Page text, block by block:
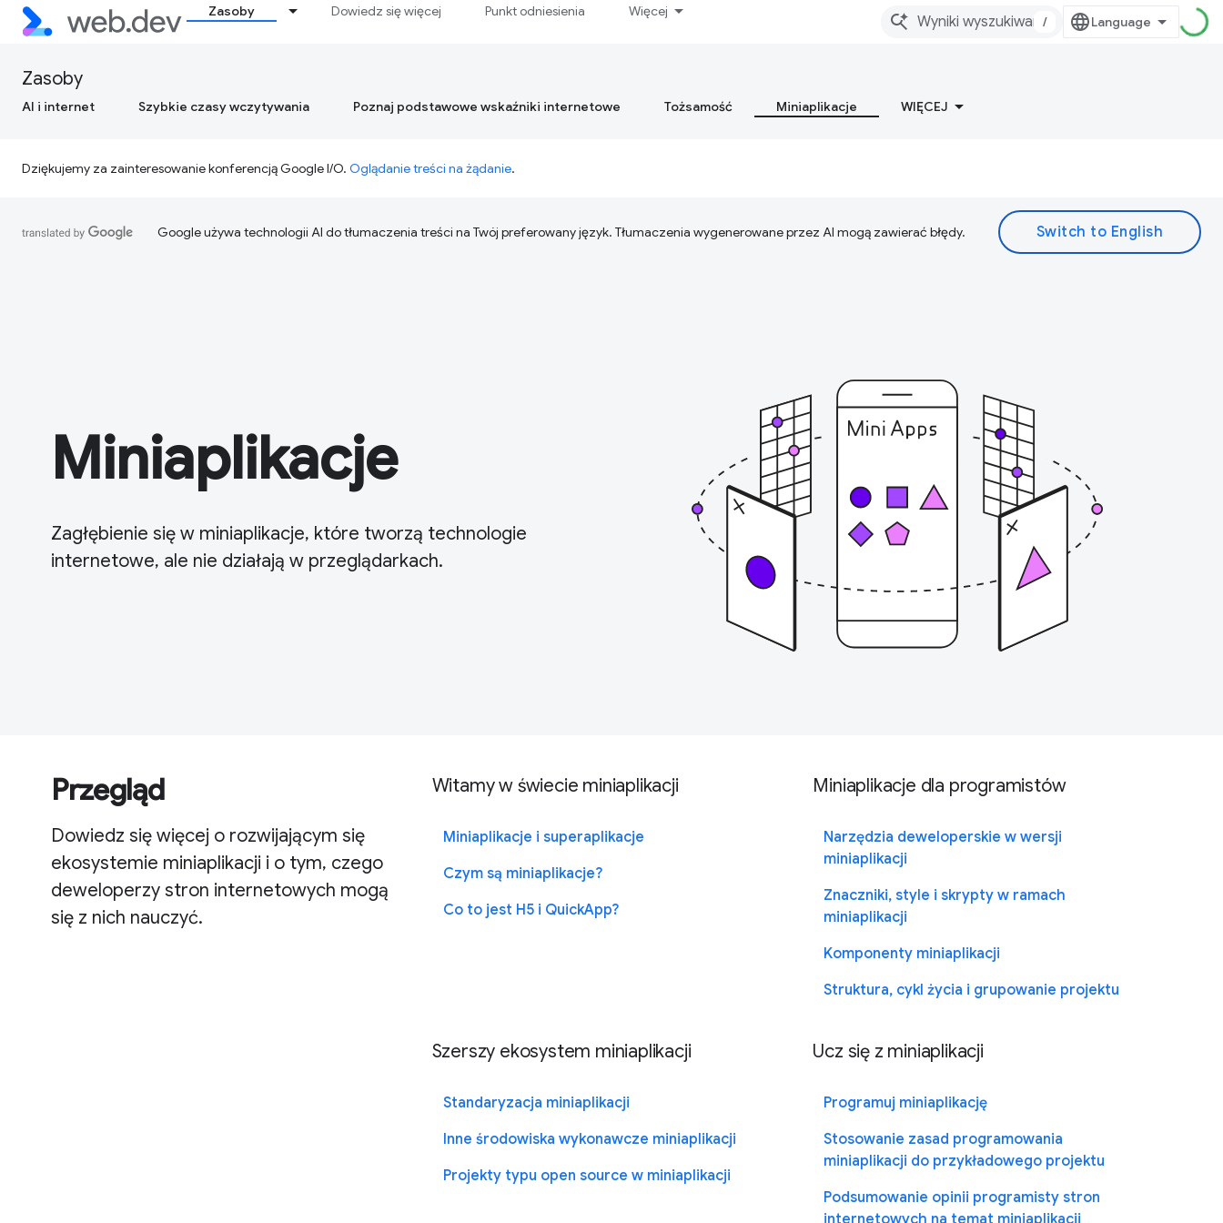
Zasoby Dowiedz się więcej Punkt odniesienia Więcej
/
Zasoby
AI i internet Szybkie czasy wczytywania Poznaj podstawowe wskaźniki internetowe Tożsamość Miniaplikacje WIĘCEJ
Dziękujemy za zainteresowanie konferencją Google I/O. Oglądanie treści na żądanie.
Google używa technologii AI do tłumaczenia treści na Twój preferowany język. Tłumaczenia wygenerowane przez AI mogą zawierać błędy.
Miniaplikacje
Zagłębienie się w miniaplikacje, które tworzą technologie
internetowe, ale nie działają w przeglądarkach.
Przegląd
Dowiedz się więcej o rozwijającym się
ekosystemie miniaplikacji i o tym, czego
deweloperzy stron internetowych mogą
się z nich nauczyć.
Witamy w świecie miniaplikacji
Miniaplikacje i superaplikacje
Czym są miniaplikacje?
Co to jest H5 i QuickApp?
Miniaplikacje dla programistów
Narzędzia deweloperskie w wersji
miniaplikacji
Znaczniki, style i skrypty w ramach
miniaplikacji
Komponenty miniaplikacji
Struktura, cykl życia i grupowanie projektu
Szerszy ekosystem miniaplikacji
Standaryzacja miniaplikacji
Inne środowiska wykonawcze miniaplikacji
Projekty typu open source w miniaplikacji
Ucz się z miniaplikacji
Programuj miniaplikację
Stosowanie zasad programowania
miniaplikacji do przykładowego projektu
Podsumowanie opinii programisty stron
internetowych na temat miniaplikacji